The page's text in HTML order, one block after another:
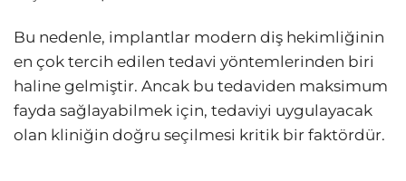
Bu nedenle, implantlar modern diş hekimliğinin
en çok tercih edilen tedavi yöntemlerinden biri
haline gelmiştir. Ancak bu tedaviden maksimum
fayda sağlayabilmek için, tedaviyi uygulayacak
olan kliniğin doğru seçilmesi kritik bir faktördür.